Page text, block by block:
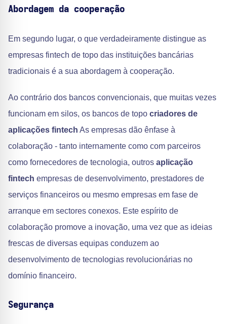
Abordagem da cooperação
Em segundo lugar, o que verdadeiramente distingue as
empresas fintech de topo das instituições bancárias
tradicionais é a sua abordagem à cooperação.
Ao contrário dos bancos convencionais, que muitas vezes
funcionam em silos, os bancos de topo criadores de
aplicações fintech As empresas dão ênfase à
colaboração - tanto internamente como com parceiros
como fornecedores de tecnologia, outros aplicação
fintech empresas de desenvolvimento, prestadores de
serviços financeiros ou mesmo empresas em fase de
arranque em sectores conexos. Este espírito de
colaboração promove a inovação, uma vez que as ideias
frescas de diversas equipas conduzem ao
desenvolvimento de tecnologias revolucionárias no
domínio financeiro.
Segurança